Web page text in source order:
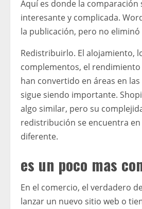
Aquí es donde la comparación
interesante y complicada.
la publicación, pero no
Redistribuirlo. El alojamiento,
complementos, el rendimiento
han convertido en áreas en
sigue siendo importante.
algo similar, pero su
redistribución se encuentra
diferente.
es un poco mas
En el comercio, el verdadero
lanzar un nuevo sitio web o